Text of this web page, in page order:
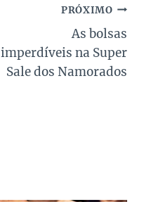
PRÓXIMO
As bolsas
imperdíveis na Super
Sale dos Namorados